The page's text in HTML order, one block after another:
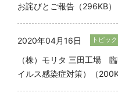
お詫びとご報告（296KB）
2020年04月16日 トピッ
（株）モリタ 三田工場
イルス感染症対策）（